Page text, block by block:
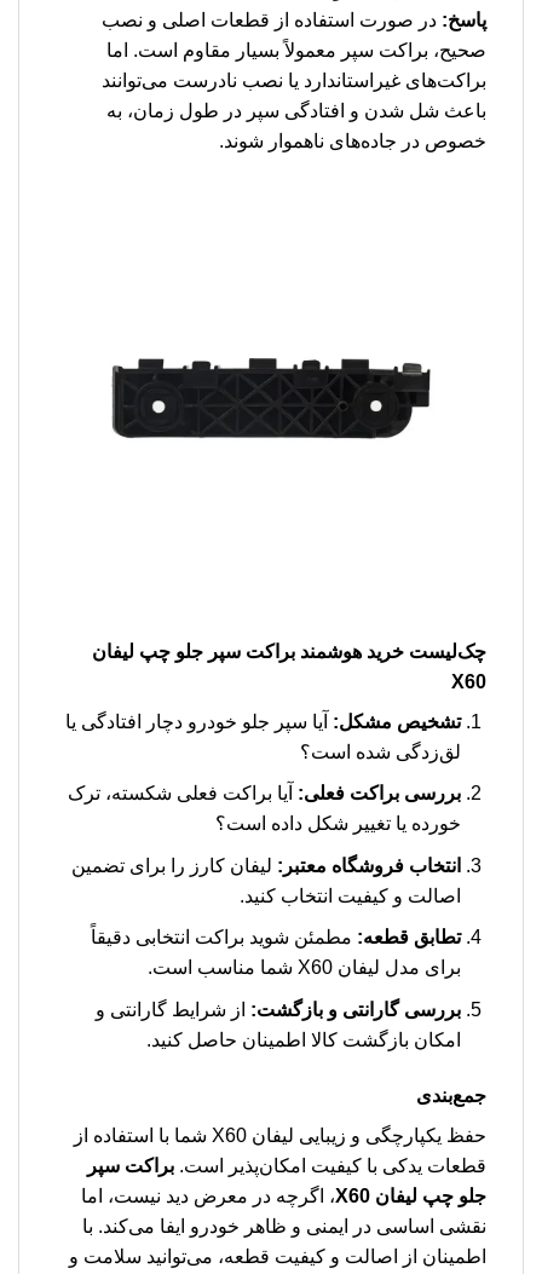
پاسخ: در صورت استفاده از قطعات اصلی و نصب
صحیح، براکت سپر معمولاً بسیار مقاوم است. اما
براکت‌های غیراستاندارد یا نصب نادرست می‌توانند
باعث شل شدن و افتادگی سپر در طول زمان، به
خصوص در جاده‌های ناهموار شوند.
چک‌لیست خرید هوشمند براکت سپر جلو چپ لیفان
X60
تشخیص مشکل: آیا سپر جلو خودرو دچار افتادگی یا
لق‌زدگی شده است؟
بررسی براکت فعلی: آیا براکت فعلی شکسته، ترک
خورده یا تغییر شکل داده است؟
انتخاب فروشگاه معتبر: لیفان کارز را برای تضمین
اصالت و کیفیت انتخاب کنید.
تطابق قطعه: مطمئن شوید براکت انتخابی دقیقاً
برای مدل لیفان X60 شما مناسب است.
بررسی گارانتی و بازگشت: از شرایط گارانتی و
امکان بازگشت کالا اطمینان حاصل کنید.
جمع‌بندی
حفظ یکپارچگی و زیبایی لیفان X60 شما با استفاده از
قطعات یدکی با کیفیت امکان‌پذیر است. براکت سپر
جلو چپ لیفان X60
، اگرچه در معرض دید نیست، اما
نقشی اساسی در ایمنی و ظاهر خودرو ایفا می‌کند. با
اطمینان از اصالت و کیفیت قطعه، می‌توانید سلامت و